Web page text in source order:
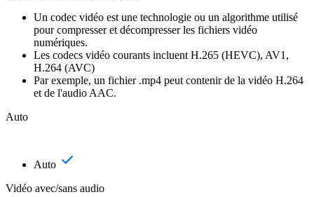
Un codec vidéo est une technologie ou un algorithme utilisé
pour compresser et décompresser les fichiers vidéo
numériques.
Les codecs vidéo courants incluent H.265 (HEVC), AV1,
H.264 (AVC)
Par exemple, un fichier .mp4 peut contenir de la vidéo H.264
et de l'audio AAC.
Auto
Auto
Vidéo avec/sans audio